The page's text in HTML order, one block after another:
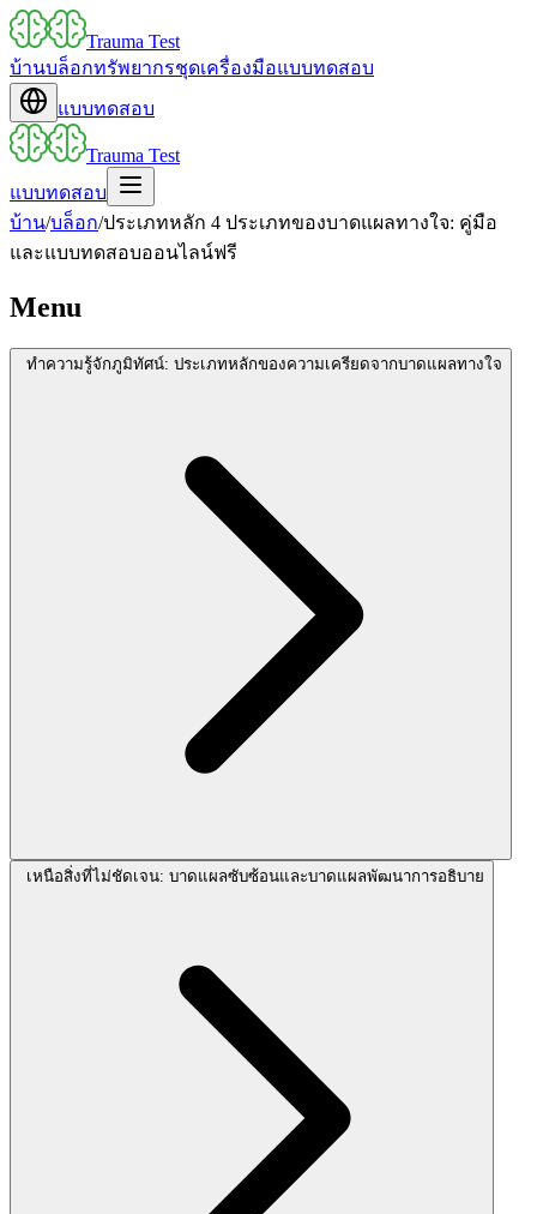
Trauma Test
บ้านบล็อกทรัพยากรชุดเครื่องมือแบบทดสอบ
แบบทดสอบ
Trauma Test
แบบทดสอบ
บ้าน/บล็อก/ประเภทหลัก 4 ประเภทของบาดแผลทางใจ: คู่มือ
และแบบทดสอบออนไลน์ฟรี
Menu
ทำความรู้จักภูมิทัศน์: ประเภทหลักของความเครียดจากบาดแผลทางใจ
เหนือสิ่งที่ไม่ชัดเจน: บาดแผลซับซ้อนและบาดแผลพัฒนาการอธิบาย